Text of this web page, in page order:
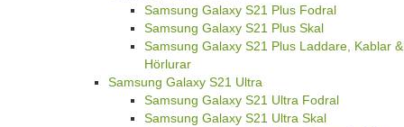
Samsung Galaxy S21 Plus Fodral
Samsung Galaxy S21 Plus Skal
Samsung Galaxy S21 Plus Laddare, Kablar &
Hörlurar
Samsung Galaxy S21 Ultra
Samsung Galaxy S21 Ultra Fodral
Samsung Galaxy S21 Ultra Skal